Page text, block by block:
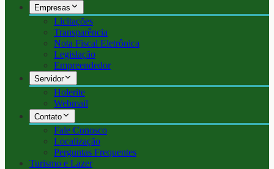
Empresas
Licitações
Transparência
Nota Fiscal Eletrônica
Legislação
Empreendedor
Servidor
Holerite
Webmail
Contato
Fale Conosco
Localização
Perguntas Frequentes
Turismo e Lazer